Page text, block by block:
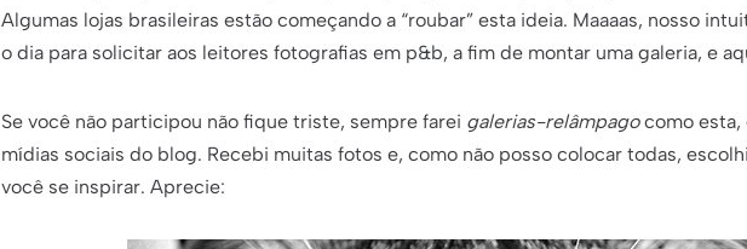
Algumas lojas brasileiras estão começando a “roubar” esta ideia. Maaaas, nosso
o dia para solicitar aos leitores fotografias em p&b, a fim de montar uma galeria, e
Se você não participou não fique triste, sempre farei galerias-relâmpagocomo esta,
mídias sociais do blog. Recebi muitas fotos e, como não posso colocar todas,
você se inspirar. Aprecie: